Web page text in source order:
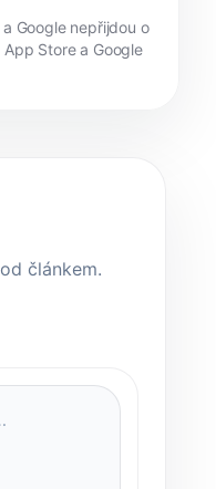
Google nepřijdou o
Store a Google
článkem.